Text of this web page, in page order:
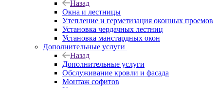
Назад
Окна и лестницы
Утепление и герметизация оконных проемов
Установка чердачных лестниц
Установка манстардных окон
Дополнительные услуги
Назад
Дополнительные услуги
Обслуживание кровли и фасада
Монтаж софитов